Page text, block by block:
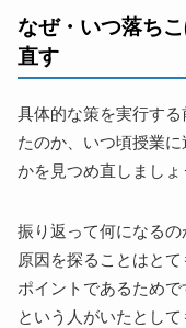
なぜ・いつ落ち
直す
具体的な策を実行す
たのか、いつ頃授業
かを見つめ直しましょ
振り返って何になるの
原因を探ることはと
ポイントであるため
という人がいたとし